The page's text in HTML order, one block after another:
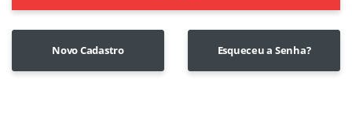
Novo Cadastro Esqueceu a Senha?